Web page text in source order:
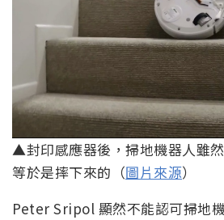
▲封印感應器後，掃地機器人雖
等於是摔下來的（圖片來源）
Peter Sripol 顯然不能認可掃地